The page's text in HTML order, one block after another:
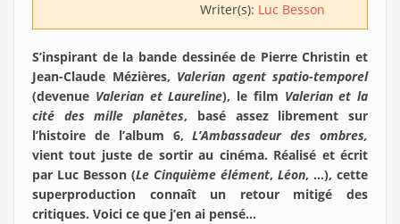
Writer(s): Luc Besson
S’inspirant de la bande dessinée de Pierre Christin et
Jean-Claude Mézières, Valerian agent spatio-temporel
(devenue Valerian et Laureline), le film Valerian et la
cité des mille planètes, basé assez librement sur
l’histoire de l’album 6,L’Ambassadeur des ombres,
vient tout juste de sortir au cinéma. Réalisé et écrit
par Luc Besson (Le Cinquième élément, Léon, …), cette
superproduction connaît un retour mitigé des
critiques. Voici ce que j’en ai pensé…